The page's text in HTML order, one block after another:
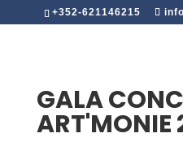
+352-621146215
GALA
ART'MONIE